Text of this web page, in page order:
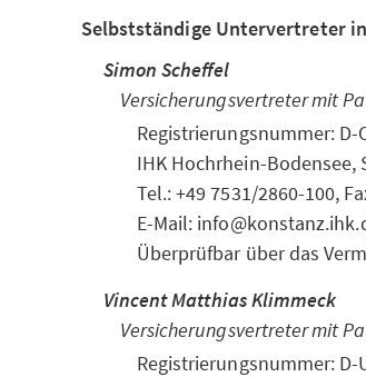
Selbstständige Untervertreter
Simon Scheffel
Versicherungsvertreter mit
Registrierungsnummer: D-
IHK Hochrhein-Bodensee,
Tel.: +49 7531/2860-100,
E-Mail:
Überprüfbar über das
Vincent Matthias Klimmeck
Versicherungsvertreter mit
Registrierungsnummer: D-